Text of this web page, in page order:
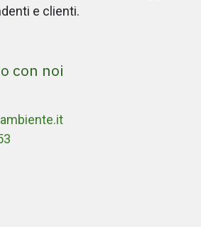
e clienti.
con noi